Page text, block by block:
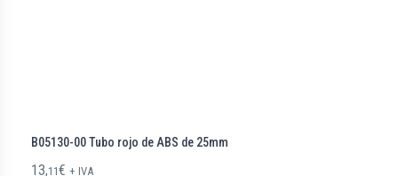
B05130-00 Tubo rojo de ABS de 25mm
13,11€ + IVA